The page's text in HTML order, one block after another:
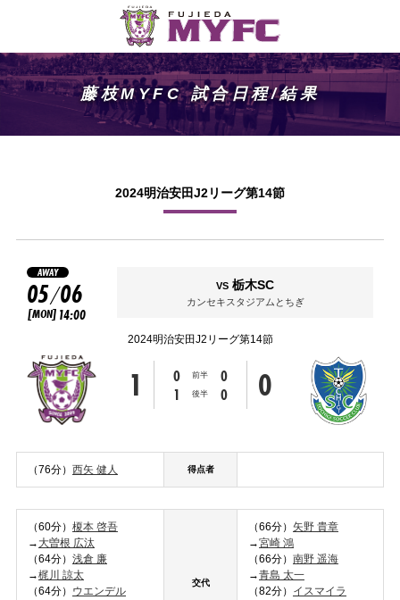
藤枝MYFC 試合日程/結果
2024明治安田J2リーグ第14節
05/06
[MON] 14:00
AWAY
VS 栃木SC
カンセキスタジアムとちぎ
2024明治安田J2リーグ第14節
1 0 前半
0
1
後半 0 0
（76分） 西矢 健人 得点者
（60分） 榎本 啓吾
→ 大曽根 広汰
（64分） 浅倉 廉
→梶川 諒太
（64分） ウエンデル
交代
（66分） 矢野 貴章
→宮崎 鴻
（66分） 南野 遥海
→青島 太一
（82分） イスマイラ